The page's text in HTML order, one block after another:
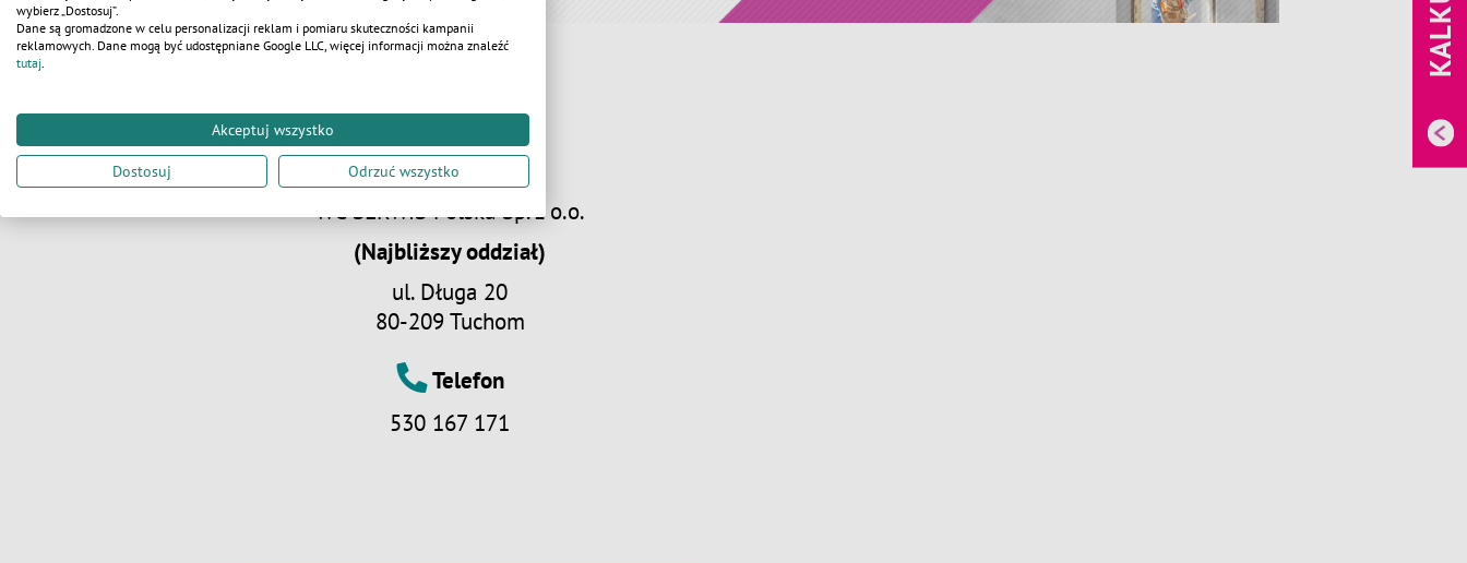
Adres
WC SERWIS Polska Sp. z o.o.
(Najbliższy oddział)
ul. Długa 20
80-209 Tuchom
Telefon
530 167 171
wybierz „Dostosuj”.
Dane są gromadzone w celu personalizacji reklam i pomiaru skuteczności kampanii
reklamowych. Dane mogą być udostępniane Google LLC, więcej informacji można znaleźć
tutaj.
Akceptuj wszystko
Dostosuj Odrzuć wszystko